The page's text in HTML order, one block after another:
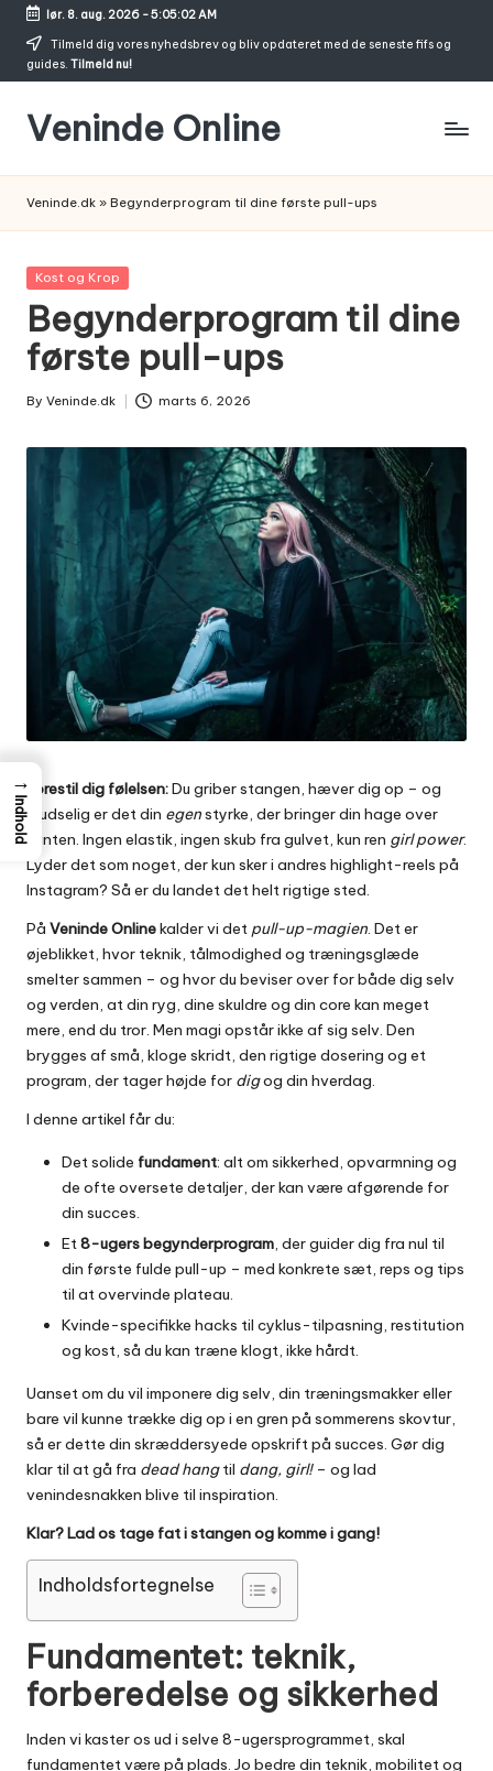
Skip
lør. 8. aug. 2026-5:05:03 AM
Tilmeld dig vores nyhedsbrev og bliv opdateret med de seneste fifs og
guides. Tilmeld nu!
Veninde Online
inspiration
Veninde.dk » Begynderprogram til dine første pull-ups
Posted
Kost og Krop
Begynderprogram til dine
første pull-ups
Posted
By Veninde.dk marts 6, 2026
Forestil dig følelsen:Du griber stangen, hæver dig op – og
pludselig er det din egenstyrke, der bringer din hage over
kanten. Ingen elastik, ingen skub fra gulvet, kun ren girl power.
Lyder det som noget, der kun sker i andres highlight-reels på
Instagram? Så er du landet det helt rigtige sted.
På Veninde Onlinekalder vi det pull-up-magien. Det er
øjeblikket, hvor teknik, tålmodighed og træningsglæde
smelter sammen – og hvor du beviser over for både dig selv
og verden, at din ryg, dine skuldre og din core kan meget
mere, end du tror. Men magi opstår ikke af sig selv. Den
brygges af små, kloge skridt, den rigtige dosering og et
program, der tager højde for digog din hverdag.
I denne artikel får du:
Det solide fundament: alt om sikkerhed, opvarmning og
de ofte oversete detaljer, der kan være afgørende for
din succes.
Et8-ugers begynderprogram, der guider dig fra nul til
din første fulde pull-up – med konkrete sæt, reps og tips
til at overvinde plateau.
Kvinde-specifikke hacks til cyklus-tilpasning, restitution
og kost, så du kan træne klogt, ikke hårdt.
Uanset om du vil imponere dig selv, din træningsmakker eller
bare vil kunne trække dig op i en gren på sommerens skovtur,
så er dette din skræddersyede opskrift på succes. Gør dig
klar til at gå fra dead hangtil dang, girl!– og lad
venindesnakken blive til inspiration.
Klar? Lad os tage fat i stangen og komme i gang!
Indholdsfortegnelse
Fundamentet: teknik,
forberedelse og sikkerhed
Inden vi kaster os ud i selve 8-ugersprogrammet, skal
fundamentet være på plads. Jo bedre din teknik, mobilitet og
→
Indhold